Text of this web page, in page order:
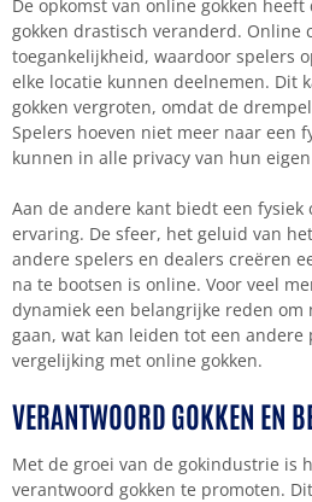
De opkomst van online gokken
gokken drastisch veranderd. Online
toegankelijkheid, waardoor spelers
elke locatie kunnen deelnemen. Dit
gokken vergroten, omdat de
Spelers hoeven niet meer naar een
kunnen in alle privacy van hun
Aan de andere kant biedt een fysiek
ervaring. De sfeer, het geluid van
andere spelers en dealers creëren
na te bootsen is online. Voor veel
dynamiek een belangrijke reden om
gaan, wat kan leiden tot een andere
vergelijking met online gokken.
VERANTWOORD GOKKEN EN
Met de groei van de gokindustrie is
verantwoord gokken te promoten.